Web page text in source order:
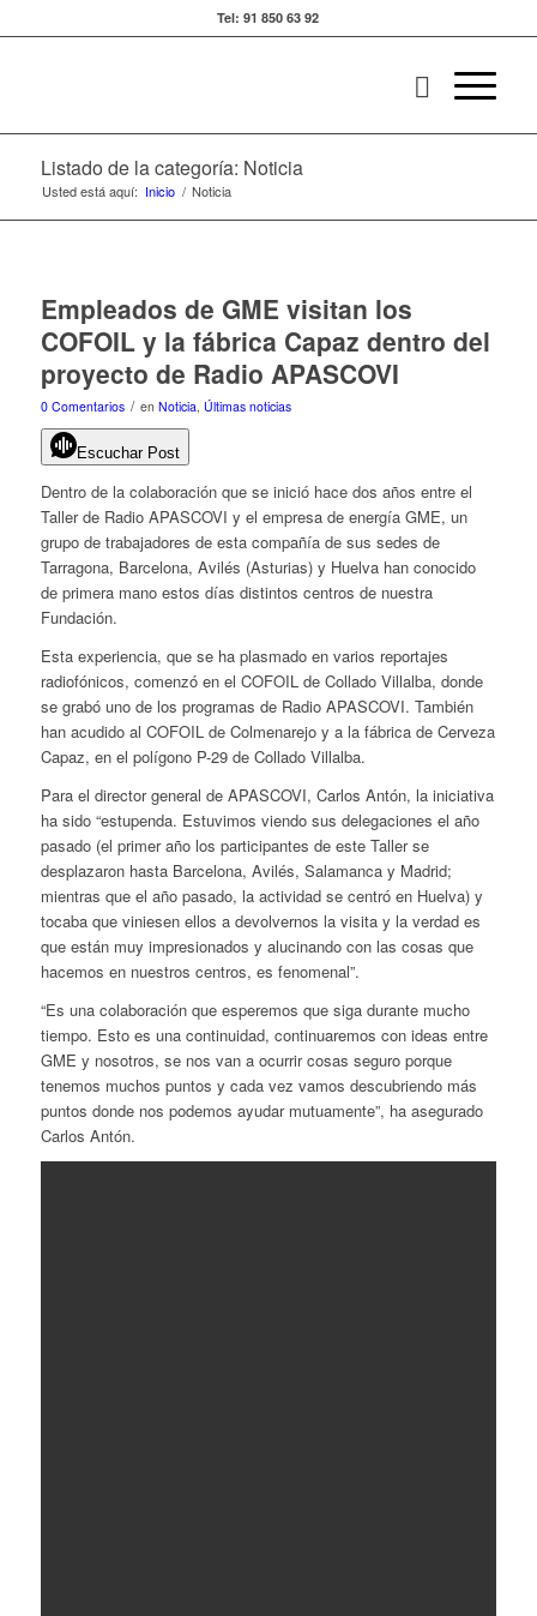
Tel: 91 850 63 92
Listado de la categoría: Noticia
Usted está aquí: Inicio / Noticia
Empleados de GME visitan los
COFOIL y la fábrica Capaz dentro del
proyecto de Radio APASCOVI
0 Comentarios / en Noticia, Últimas noticias
Escuchar Post
Dentro de la colaboración que se inició hace dos años entre el
Taller de Radio APASCOVI y el empresa de energía GME, un
grupo de trabajadores de esta compañía de sus sedes de
Tarragona, Barcelona, Avilés (Asturias) y Huelva han conocido
de primera mano estos días distintos centros de nuestra
Fundación.
Esta experiencia, que se ha plasmado en varios reportajes
radiofónicos, comenzó en el COFOIL de Collado Villalba, donde
se grabó uno de los programas de Radio APASCOVI. También
han acudido al COFOIL de Colmenarejo y a la fábrica de Cerveza
Capaz, en el polígono P-29 de Collado Villalba.
Para el director general de APASCOVI, Carlos Antón, la iniciativa
ha sido “estupenda. Estuvimos viendo sus delegaciones el año
pasado (el primer año los participantes de este Taller se
desplazaron hasta Barcelona, Avilés, Salamanca y Madrid;
mientras que el año pasado, la actividad se centró en Huelva) y
tocaba que viniesen ellos a devolvernos la visita y la verdad es
que están muy impresionados y alucinando con las cosas que
hacemos en nuestros centros, es fenomenal”.
“Es una colaboración que esperemos que siga durante mucho
tiempo. Esto es una continuidad, continuaremos con ideas entre
GME y nosotros, se nos van a ocurrir cosas seguro porque
tenemos muchos puntos y cada vez vamos descubriendo más
puntos donde nos podemos ayudar mutuamente”, ha asegurado
Carlos Antón.